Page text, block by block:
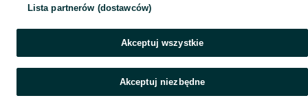
Lista partnerów (dostawców)
Akceptuj wszystkie
Akceptuj niezbędne